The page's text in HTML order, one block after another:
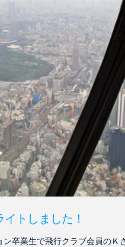
トしました！
ン卒業生で飛行クラブ会員のＫ